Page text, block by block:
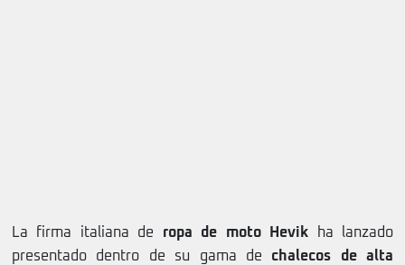
La firma italiana de ropa de moto Hevik ha lanzado
presentado dentro de su gama de chalecos de alta